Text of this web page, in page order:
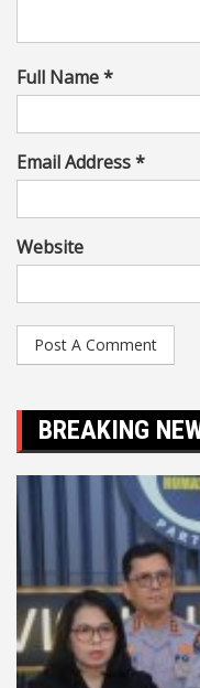
Full Name *
Email Address *
Website
BREAKING